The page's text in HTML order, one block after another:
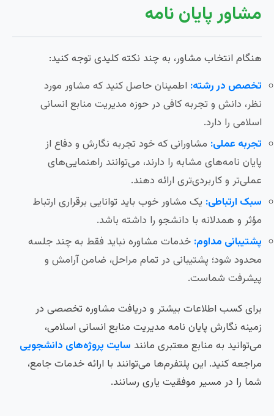
مشاور پایان نامه
هنگام انتخاب مشاور، به چند نکته کلیدی توجه کنید:
تخصص در رشته: اطمینان حاصل کنید که مشاور مورد
نظر، دانش و تجربه کافی در حوزه مدیریت منابع انسانی
اسلامی را دارد.
تجربه عملی: مشاورانی که خود تجربه نگارش و دفاع از
پایان نامه‌های مشابه را دارند، می‌توانند راهنمایی‌های
عملی‌تر و کاربردی‌تری ارائه دهند.
سبک ارتباطی: یک مشاور خوب باید توانایی برقراری ارتباط
مؤثر و همدلانه با دانشجو را داشته باشد.
پشتیبانی مداوم: خدمات مشاوره نباید فقط به چند جلسه
محدود شود؛ پشتیبانی در تمام مراحل، ضامن آرامش و
پیشرفت شماست.
برای کسب اطلاعات بیشتر و دریافت مشاوره تخصصی در
زمینه نگارش پایان نامه مدیریت منابع انسانی اسلامی،
می‌توانید به منابع معتبری مانند سایت پروژه‌های دانشجویی
مراجعه کنید. این پلتفرم‌ها می‌توانند با ارائه خدمات جامع،
شما را در مسیر موفقیت یاری رسانند.